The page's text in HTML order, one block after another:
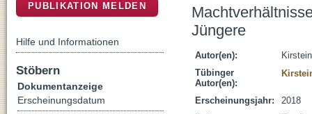
Jüngere
Autor(en):
Tübinger
Autor(en):
Erscheinungsjahr:
2018
PUBLIKATION MELDEN
Hilfe und Informationen
Stöbern
Dokumentanzeige
Erscheinungsdatum